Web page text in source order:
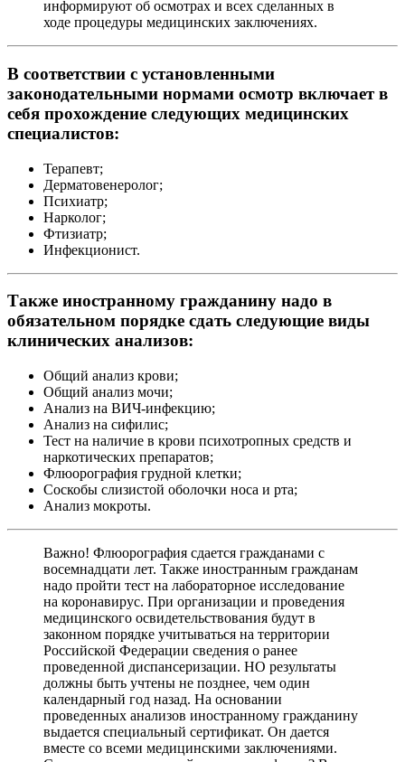
информируют об осмотрах и всех сделанных в
ходе процедуры медицинских заключениях.
В соответствии с установленными
законодательными нормами осмотр включает в
себя прохождение следующих медицинских
специалистов:
Терапевт;
Дерматовенеролог;
Психиатр;
Нарколог;
Фтизиатр;
Инфекционист.
Также иностранному гражданину надо в
обязательном порядке сдать следующие виды
клинических анализов:
Общий анализ крови;
Общий анализ мочи;
Анализ на ВИЧ-инфекцию;
Анализ на сифилис;
Тест на наличие в крови психотропных средств и
наркотических препаратов;
Флюорография грудной клетки;
Соскобы слизистой оболочки носа и рта;
Анализ мокроты.
Важно! Флюорография сдается гражданами с
восемнадцати лет. Также иностранным гражданам
надо пройти тест на лабораторное исследование
на коронавирус. При организации и проведения
медицинского освидетельствования будут в
законном порядке учитываться на территории
Российской Федерации сведения о ранее
проведенной диспансеризации. НО результаты
должны быть учтены не позднее, чем один
календарный год назад. На основании
проведенных анализов иностранному гражданину
выдается специальный сертификат. Он дается
вместе со всеми медицинскими заключениями.